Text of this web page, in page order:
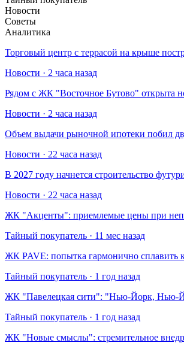
Новости
Советы
Аналитика
Торговый центр с террасой на крыше
Новости · 2 часа назад
Рядом с ЖК "Восточное Бутово" открыта
Новости · 2 часа назад
Объем выдачи рыночной ипотеки побил
Новости · 22 часа назад
В 2027 году начнется строительство
Новости · 22 часа назад
​ЖК "Акценты": приемлемые цены при
Тайный покупатель · 11 мес назад
​ЖК PAVE: попытка гармонично сплавить
Тайный покупатель · 1 год назад
​ЖК "Павелецкая сити": "Нью-Йорк, Нью-
Тайный покупатель · 1 год назад
​ЖК "Новые смыслы": стремительное